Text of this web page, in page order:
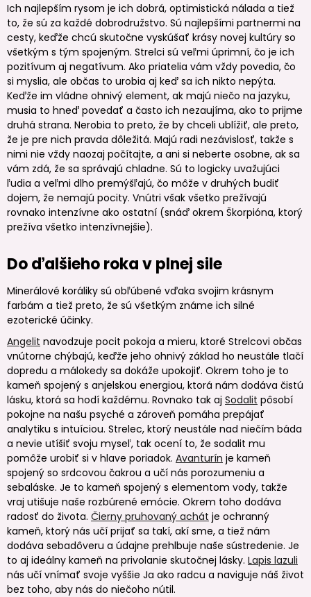
Ich najlepším rysom je ich dobrá, optimistická nálada a tiež
to, že sú za každé dobrodružstvo. Sú najlepšími partnermi na
cesty, keďže chcú skutočne vyskúšať krásy novej kultúry so
všetkým s tým spojeným. Strelci sú veľmi úprimní, čo je ich
pozitívum aj negatívum. Ako priatelia vám vždy povedia, čo
si myslia, ale občas to urobia aj keď sa ich nikto nepýta.
Keďže im vládne ohnivý element, ak majú niečo na jazyku,
musia to hneď povedať a často ich nezaujíma, ako to prijme
druhá strana. Nerobia to preto, že by chceli ublížiť, ale preto,
že je pre nich pravda dôležitá. Majú radi nezávislosť, takže s
nimi nie vždy naozaj počítajte, a ani si neberte osobne, ak sa
vám zdá, že sa správajú chladne. Sú to logicky uvažujúci
ľudia a veľmi dlho premýšľajú, čo môže v druhých budiť
dojem, že nemajú pocity. Vnútri však všetko prežívajú
rovnako intenzívne ako ostatní (snáď okrem Škorpióna, ktorý
prežíva všetko intenzívnejšie).
Do ďalšieho roka v plnej sile
Minerálové koráliky sú obľúbené vďaka svojim krásnym
farbám a tiež preto, že sú všetkým známe ich silné
ezoterické účinky.
Angelit navodzuje pocit pokoja a mieru, ktoré Strelcovi občas
vnútorne chýbajú, keďže jeho ohnivý základ ho neustále tlačí
dopredu a málokedy sa dokáže upokojiť. Okrem toho je to
kameň spojený s anjelskou energiou, ktorá nám dodáva čistú
lásku, ktorá sa hodí každému. Rovnako tak aj Sodalit pôsobí
pokojne na našu psyché a zároveň pomáha prepájať
analytiku s intuíciou. Strelec, ktorý neustále nad niečím báda
a nevie utíšiť svoju myseľ, tak ocení to, že sodalit mu
pomôže urobiť si v hlave poriadok. Avanturín je kameň
spojený so srdcovou čakrou a učí nás porozumeniu a
sebaláske. Je to kameň spojený s elementom vody, takže
vraj utišuje naše rozbúrené emócie. Okrem toho dodáva
radosť do života. Čierny pruhovaný achát je ochranný
kameň, ktorý nás učí prijať sa takí, akí sme, a tiež nám
dodáva sebadôveru a údajne prehlbuje naše sústredenie. Je
to aj ideálny kameň na privolanie skutočnej lásky. Lapis lazuli
nás učí vnímať svoje vyššie Ja ako radcu a naviguje náš život
bez toho, aby nás do niečoho nútil.